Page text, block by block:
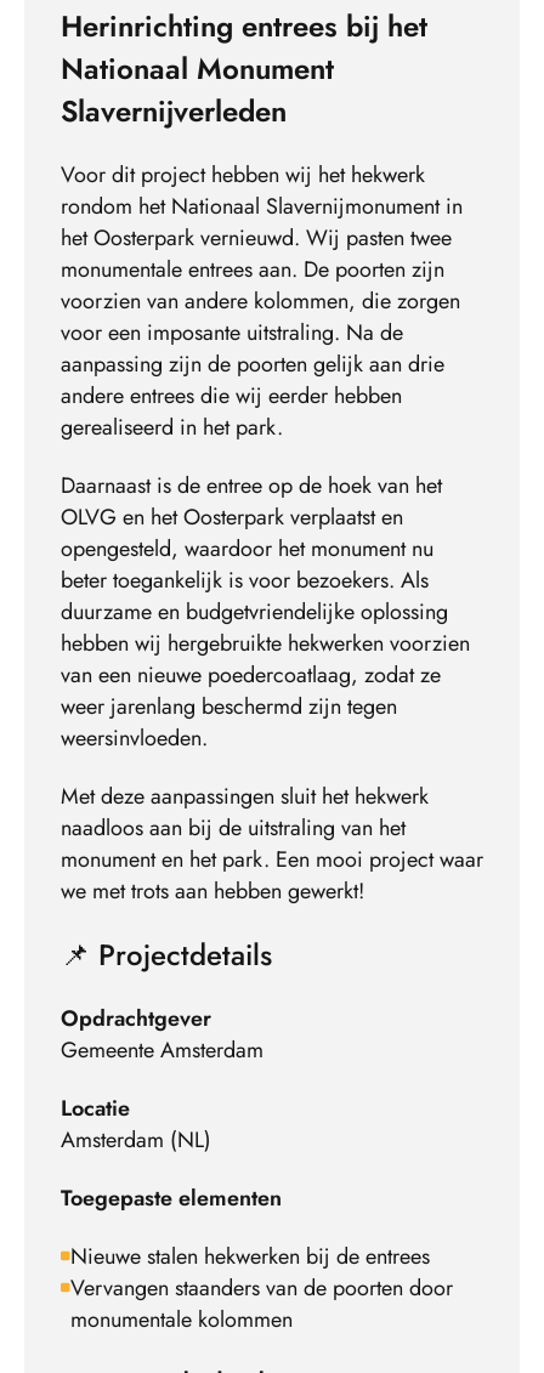
Herinrichting entrees bij het
Nationaal Monument
Slavernijverleden
Voor dit project hebben wij het hekwerk
rondom het Nationaal Slavernijmonument in
het Oosterpark vernieuwd. Wij pasten twee
monumentale entrees aan. De poorten zijn
voorzien van andere kolommen, die zorgen
voor een imposante uitstraling. Na de
aanpassing zijn de poorten gelijk aan drie
andere entrees die wij eerder hebben
gerealiseerd in het park.
Daarnaast is de entree op de hoek van het
OLVG en het Oosterpark verplaatst en
opengesteld, waardoor het monument nu
beter toegankelijk is voor bezoekers. Als
duurzame en budgetvriendelijke oplossing
hebben wij hergebruikte hekwerken voorzien
van een nieuwe poedercoatlaag, zodat ze
weer jarenlang beschermd zijn tegen
weersinvloeden.
Met deze aanpassingen sluit het hekwerk
naadloos aan bij de uitstraling van het
monument en het park. Een mooi project waar
we met trots aan hebben gewerkt!
📌 Projectdetails
Opdrachtgever
Gemeente Amsterdam
Locatie
Amsterdam (NL)
Toegepaste elementen
Nieuwe stalen hekwerken bij de entrees
Vervangen staanders van de poorten door
monumentale kolommen